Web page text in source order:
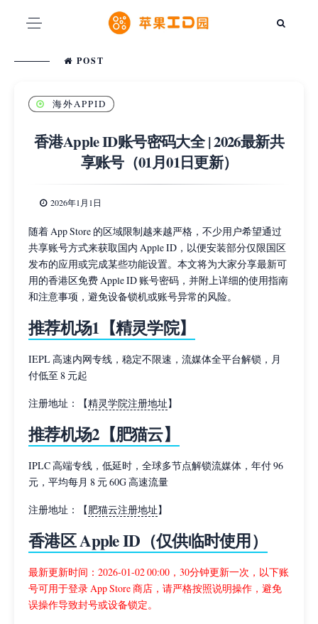
POST
海外APPID
香港Apple ID账号密码大全 | 2026最新共
享账号（01月01日更新）
2026年1月1日
随着 App Store 的区域限制越来越严格，不少用户希望通过
共享账号方式来获取国内 Apple ID，以便安装部分仅限国区
发布的应用或完成某些功能设置。本文将为大家分享最新可
用的香港区免费 Apple ID 账号密码，并附上详细的使用指南
和注意事项，避免设备锁机或账号异常的风险。
推荐机场1【精灵学院】
IEPL 高速内网专线，稳定不限速，流媒体全平台解锁，月
付低至 8 元起
注册地址：【精灵学院注册地址】
推荐机场2【肥猫云】
IPLC 高端专线，低延时，全球多节点解锁流媒体，年付 96
元，平均每月 8 元 60G 高速流量
注册地址：【肥猫云注册地址】
香港区 Apple ID（仅供临时使用）
最新更新时间：2026-01-02 00:00，30分钟更新一次，以下账
号可用于登录 App Store 商店，请严格按照说明操作，避免
误操作导致封号或设备锁定。